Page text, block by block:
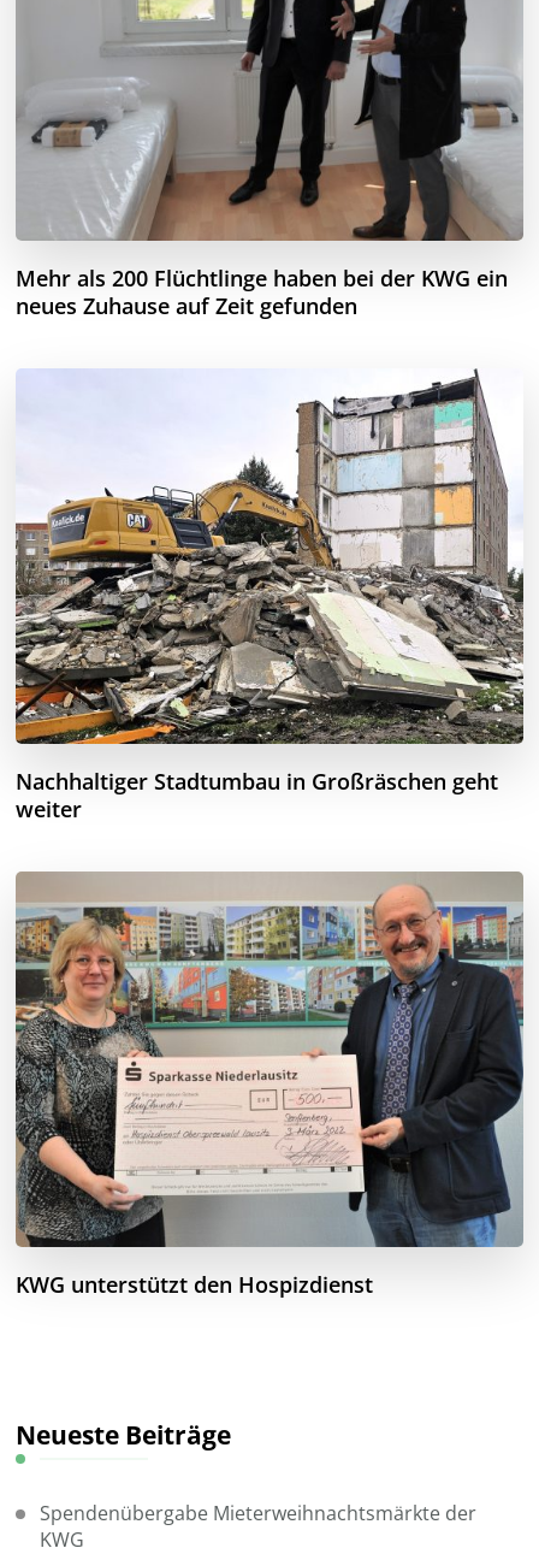
Mehr als 200 Flüchtlinge haben bei der KWG ein
neues Zuhause auf Zeit gefunden
Nachhaltiger Stadtumbau in Großräschen geht
weiter
KWG unterstützt den Hospizdienst
Neueste Beiträge
Spendenübergabe Mieterweihnachtsmärkte der
KWG